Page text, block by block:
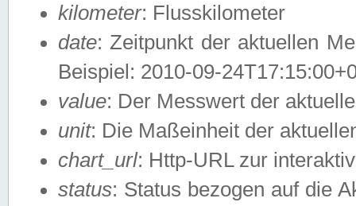
kilometer: Flusskilometer
date: Zeitpunkt der aktuellen
Beispiel: 2010-09-
value: Der Messwert der
unit: Die Maßeinheit der
chart_url: Http-URL zur
status: Status bezogen auf die